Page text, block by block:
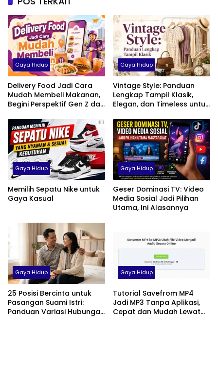
Gaya Hidup
Delivery Food Jadi Cara
Mudah Membeli Makanan,
Begini Perspektif Gen Z dan
Gaya Hidup
Vintage Style: Panduan
Lengkap Tampil Klasik,
Elegan, dan Timeless untuk
Gaya Hidup
Memilih Sepatu Nike untuk
Gaya Kasual
Gaya Hidup
Geser Dominasi TV: Video
Media Sosial Jadi Pilihan
Utama, Ini Alasannya
Gaya Hidup
25 Posisi Bercinta untuk
Pasangan Suami Istri:
Panduan Variasi Hubungan
Gaya Hidup
Tutorial Savefrom MP4
Jadi MP3 Tanpa Aplikasi,
Cepat dan Mudah Lewat